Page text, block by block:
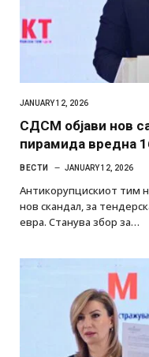
JANUARY 12, 2026
СДСМ објави нов
пирамида вредна
ВЕСТИ JANUARY 12, 2026
Антикорупцискиот тим
нов скандал, за
евра. Станува збор за…